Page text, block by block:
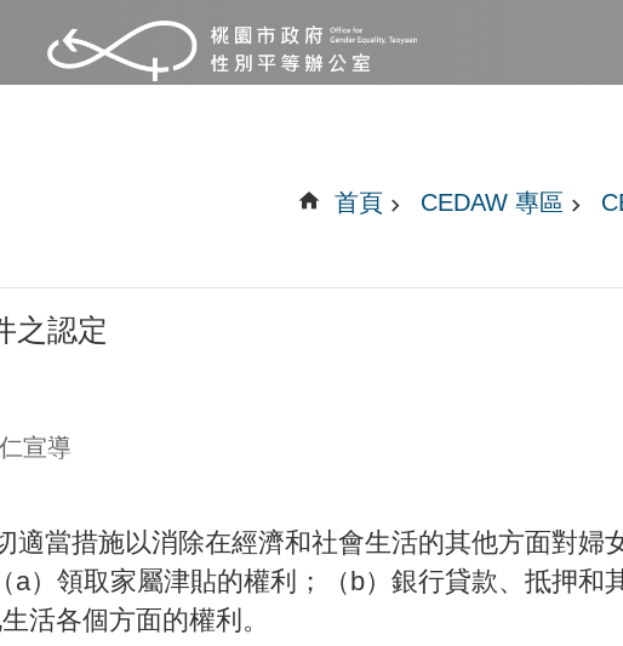
首頁 CEDAW 專區
之認定
宣導
適當措施以消除在經濟和社會生活的其他方面對婦
）領取家屬津貼的權利；（b）銀行貸款、抵押和
活各個方面的權利。